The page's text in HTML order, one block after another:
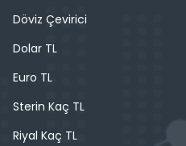
Döviz Çevirici
Dolar TL
Euro TL
Sterin Kaç TL
Riyal Kaç TL